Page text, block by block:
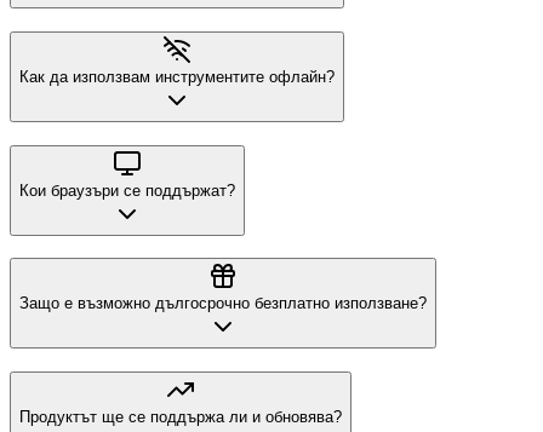
Как да използвам инструментите офлайн?
Кои браузъри се поддържат?
Защо е възможно дългосрочно безплатно използване?
Продуктът ще се поддържа ли и обновява?